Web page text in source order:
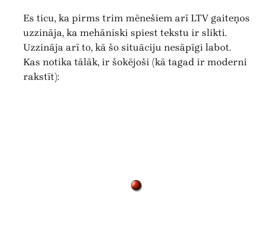
Es ticu, ka pirms trim mēnešiem arī LTV gaiteņos
uzzināja, ka mehāniski spiest tekstu ir slikti.
Uzzināja arī to, kā šo situāciju nesāpīgi labot.
Kas notika tālāk, ir šokējoši (kā tagad ir moderni
rakstīt):